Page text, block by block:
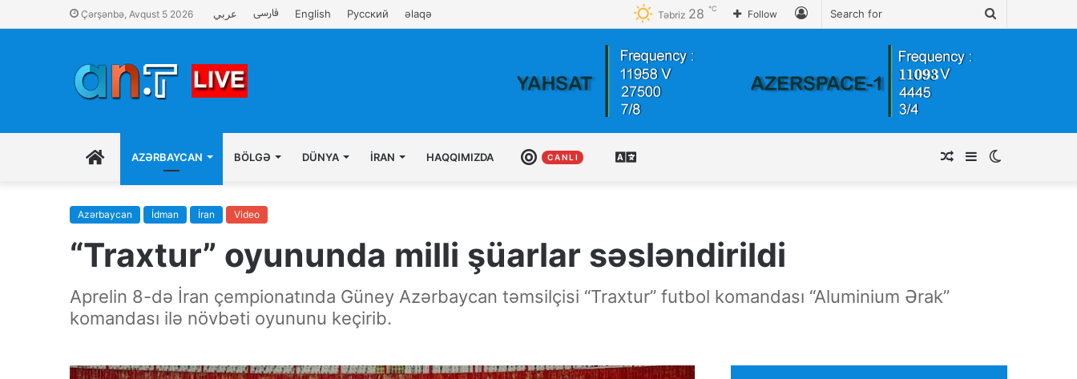
Çərşənbə, Avqust 5 2026 عربي فارسی English Русский əlaqə Follow
Təbriz 28 ℃
İLK
SƏHIFƏ
AZƏRBAYCAN BÖLGƏ DÜNYA İRAN HAQQIMIZDA CANLI
C A N L I Sidebar
Random
Azərbaycan İdman İran Video
“Traxtur” oyununda milli şüarlar səsləndirildi
Aprelin 8-də İran çempionatında Güney Azərbaycan təmsilçisi “Traxtur” futbol komandası “Aluminium Ərak”
komandası ilə növbəti oyununu keçirib.